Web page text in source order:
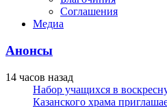
Соглашения
Медиа
Анонсы
14 часов назад
Набор учащихся в
Казанского храма